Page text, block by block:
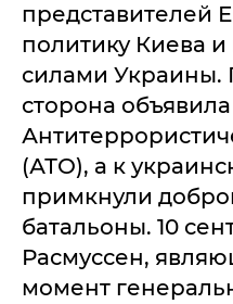
представителей
политику Киева
силами Украины.
сторона
(АТО), а к
примкнули
батальоны. 10
Расмуссен,
момент